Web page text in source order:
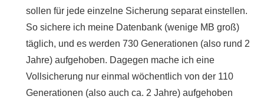
sollen für jede einzelne Sicherung separat einstellen.
So sichere ich meine Datenbank (wenige MB groß)
täglich, und es werden 730 Generationen (also rund 2
Jahre) aufgehoben. Dagegen mache ich eine
Vollsicherung nur einmal wöchentlich von der 110
Generationen (also auch ca. 2 Jahre) aufgehoben